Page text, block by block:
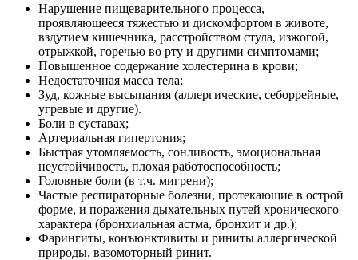
Нарушение пищеварительного процесса,
проявляющееся тяжестью и дискомфортом в животе,
вздутием кишечника, расстройством стула, изжогой,
отрыжкой, горечью во рту и другими симптомами;
Повышенное содержание холестерина в крови;
Недостаточная масса тела;
Зуд, кожные высыпания (аллергические, себоррейные,
угревые и другие).
Боли в суставах;
Артериальная гипертония;
Быстрая утомляемость, сонливость, эмоциональная
неустойчивость, плохая работоспособность;
Головные боли (в т.ч. мигрени);
Частые респираторные болезни, протекающие в острой
форме, и поражения дыхательных путей хронического
характера (бронхиальная астма, бронхит и др.);
Фарингиты, конъюнктивиты и риниты аллергической
природы, вазомоторный ринит.